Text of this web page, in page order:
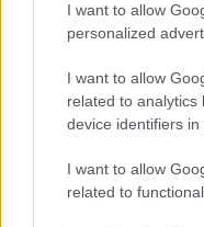
I want to allow
personalized
I want to allow
related to analytics
device identifiers in
I want to allow
related to
8:00:00 πμ
4:00:00